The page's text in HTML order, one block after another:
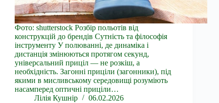
Фото: shutterstock Розбір польотів від
конструкцій до брендів Сутність та філософія
інструменту У полюванні, де динаміка і
дистанція змінюються протягом секунд,
універсальний приціл — не розкіш, а
необхідність. Загонні приціли (загонники), під
якими в мисливському середовищі розуміють
насамперед оптичні приціли…
Лілія Кушнір
06.02.2026